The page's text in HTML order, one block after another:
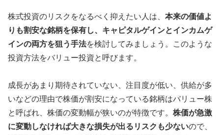
株式投資のリスクをなるべく抑えたい人は、 本来の価値よ
りも割安な銘柄を保有し、キャピタルゲインとインカムゲ
インの両方を狙う手法を検討してみましょう。このような
投資方法をバリュー投資と呼びます。
成長があまり期待されていない、注目度が低い、供給が多
いなどの理由で株価が割安になっている銘柄はバリュー株
と呼ばれ、株価の変動幅が狭いのが特徴です。 株価が急激
に変動しなければ大きな損失が出るリスクも少ないので、